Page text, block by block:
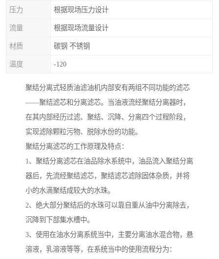
压力 根据现场压力设计
流量 根据现场流量设计
材质 碳钢 不锈钢
温度 -120
聚结分离式轻质油滤油机内部安有两组不同功能的滤芯
——聚结滤芯和分离滤芯。当油液流经聚结分离器时，
在其内部经历过滤、聚结、沉降、分离四个过程阶段，
实现滤除颗粒污物、脱除水份的功能。
聚结分离滤芯的工作原理及特点：
1、聚结分离滤芯在油品除水系统中，油品流入聚结分离
器后，先流经聚结滤芯，聚结滤芯滤除固体杂质，并将
小的水滴聚结成较大的水珠。
2、绝大部分聚结后的水珠可以靠自重从油中分离除去，
沉降到下部集水槽中。
3、使用在油水分离系统当中，主要分离油水混合物，悬
溶液，乳溶液等等，在系统当中的使用流程分为：